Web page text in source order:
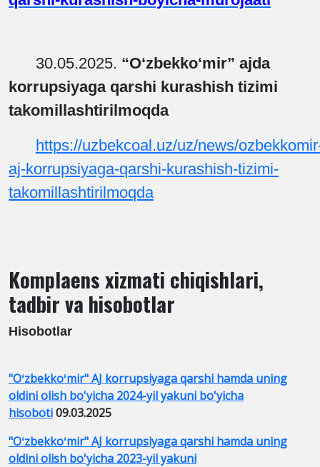
30.05.2025. “O‘zbekko‘mir” ajda
korrupsiyaga qarshi kurashish tizimi
takomillashtirilmoqda
https://uzbekcoal.uz/uz/news/
aj-korrupsiyaga-qarshi-kurashish-tizimi-
takomillashtirilmoqda
Komplaens xizmati chiqishlari,
tadbir va hisobotlar
Hisobotlar
"Oʻzbekkoʻmir" AJ korrupsiyaga qarshi hamda uning
oldini olish bo'yicha 2024-yil yakuni bo'yicha
hisoboti09.03.2025
"Oʻzbekkoʻmir" AJ korrupsiyaga qarshi hamda uning
oldini olish bo'yicha 2023-yil yakuni